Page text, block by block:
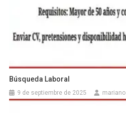
Búsqueda Laboral
9 de septiembre de 2025 mariano